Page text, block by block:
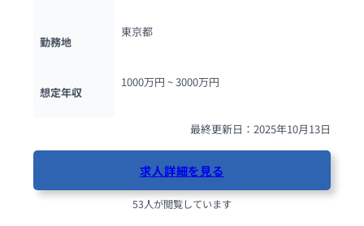
勤務地
東京都
想定年収
1000万円 ~ 3000万円
最終更新日：2025年10月13日
求人詳細を見る
53人が閲覧しています